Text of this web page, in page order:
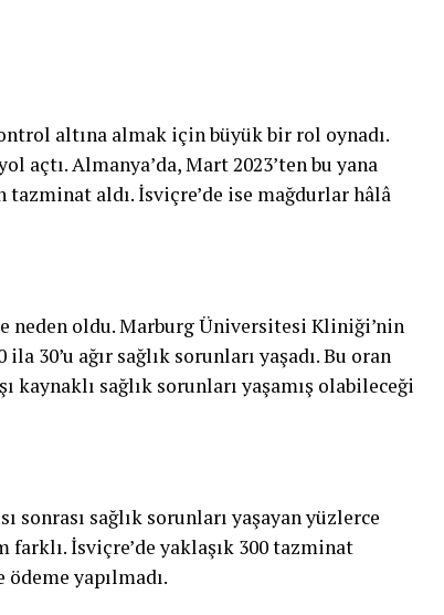
altına almak için büyük bir rol oynadı.
açtı. Almanya’da, Mart 2023’ten bu yana
aldı. İsviçre’de ise mağdurlar hâlâ
neden oldu. Marburg Üniversitesi Kliniği’nin
30’u ağır sağlık sorunları yaşadı. Bu oran
kaynaklı sağlık sorunları yaşamış olabileceği
sonrası sağlık sorunları yaşayan yüzlerce
İsviçre’de yaklaşık 300 tazminat
yapılmadı.